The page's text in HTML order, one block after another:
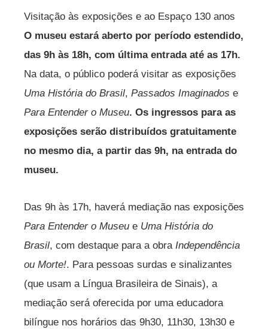
Visitação às exposições e ao Espaço 130 anos
O museu estará aberto por período estendido,
das 9h às 18h, com última entrada até as 17h.
Na data, o público poderá visitar as exposições
Uma História do Brasil, Passados Imaginados e
Para Entender o Museu. Os ingressos para as
exposições serão distribuídos gratuitamente
no mesmo dia, a partir das 9h, na entrada do
museu.
Das 9h às 17h, haverá mediação nas exposições
Para Entender o Museu e Uma História do
Brasil, com destaque para a obra Independência
ou Morte!. Para pessoas surdas e sinalizantes
(que usam a Língua Brasileira de Sinais), a
mediação será oferecida por uma educadora
bilíngue nos horários das 9h30, 11h30, 13h30 e